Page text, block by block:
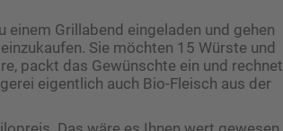
einem Grillabend eingeladen und gehen
Sie möchten 15 Würste und
packt das Gewünschte ein und rechnet
eigentlich auch Bio-Fleisch aus der